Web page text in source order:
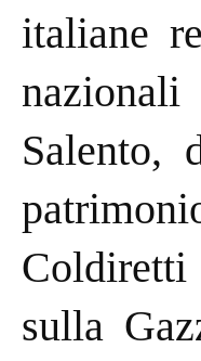
italiane
Salento,
sulla